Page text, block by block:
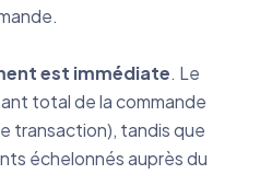
est immédiate. Le
total de la commande
transaction), tandis que
échelonnés auprès du